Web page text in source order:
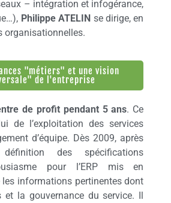
– intégration et infogérance,
Philippe ATELIN se dirige, en
organisationnelles.
"métiers" et une vision
de l'entreprise
de profit pendant 5 ans. Ce
de l’exploitation des services
d’équipe. Dès 2009, après
des spécifications
pour l’ERP mis en
informations pertinentes dont
la gouvernance du service. Il